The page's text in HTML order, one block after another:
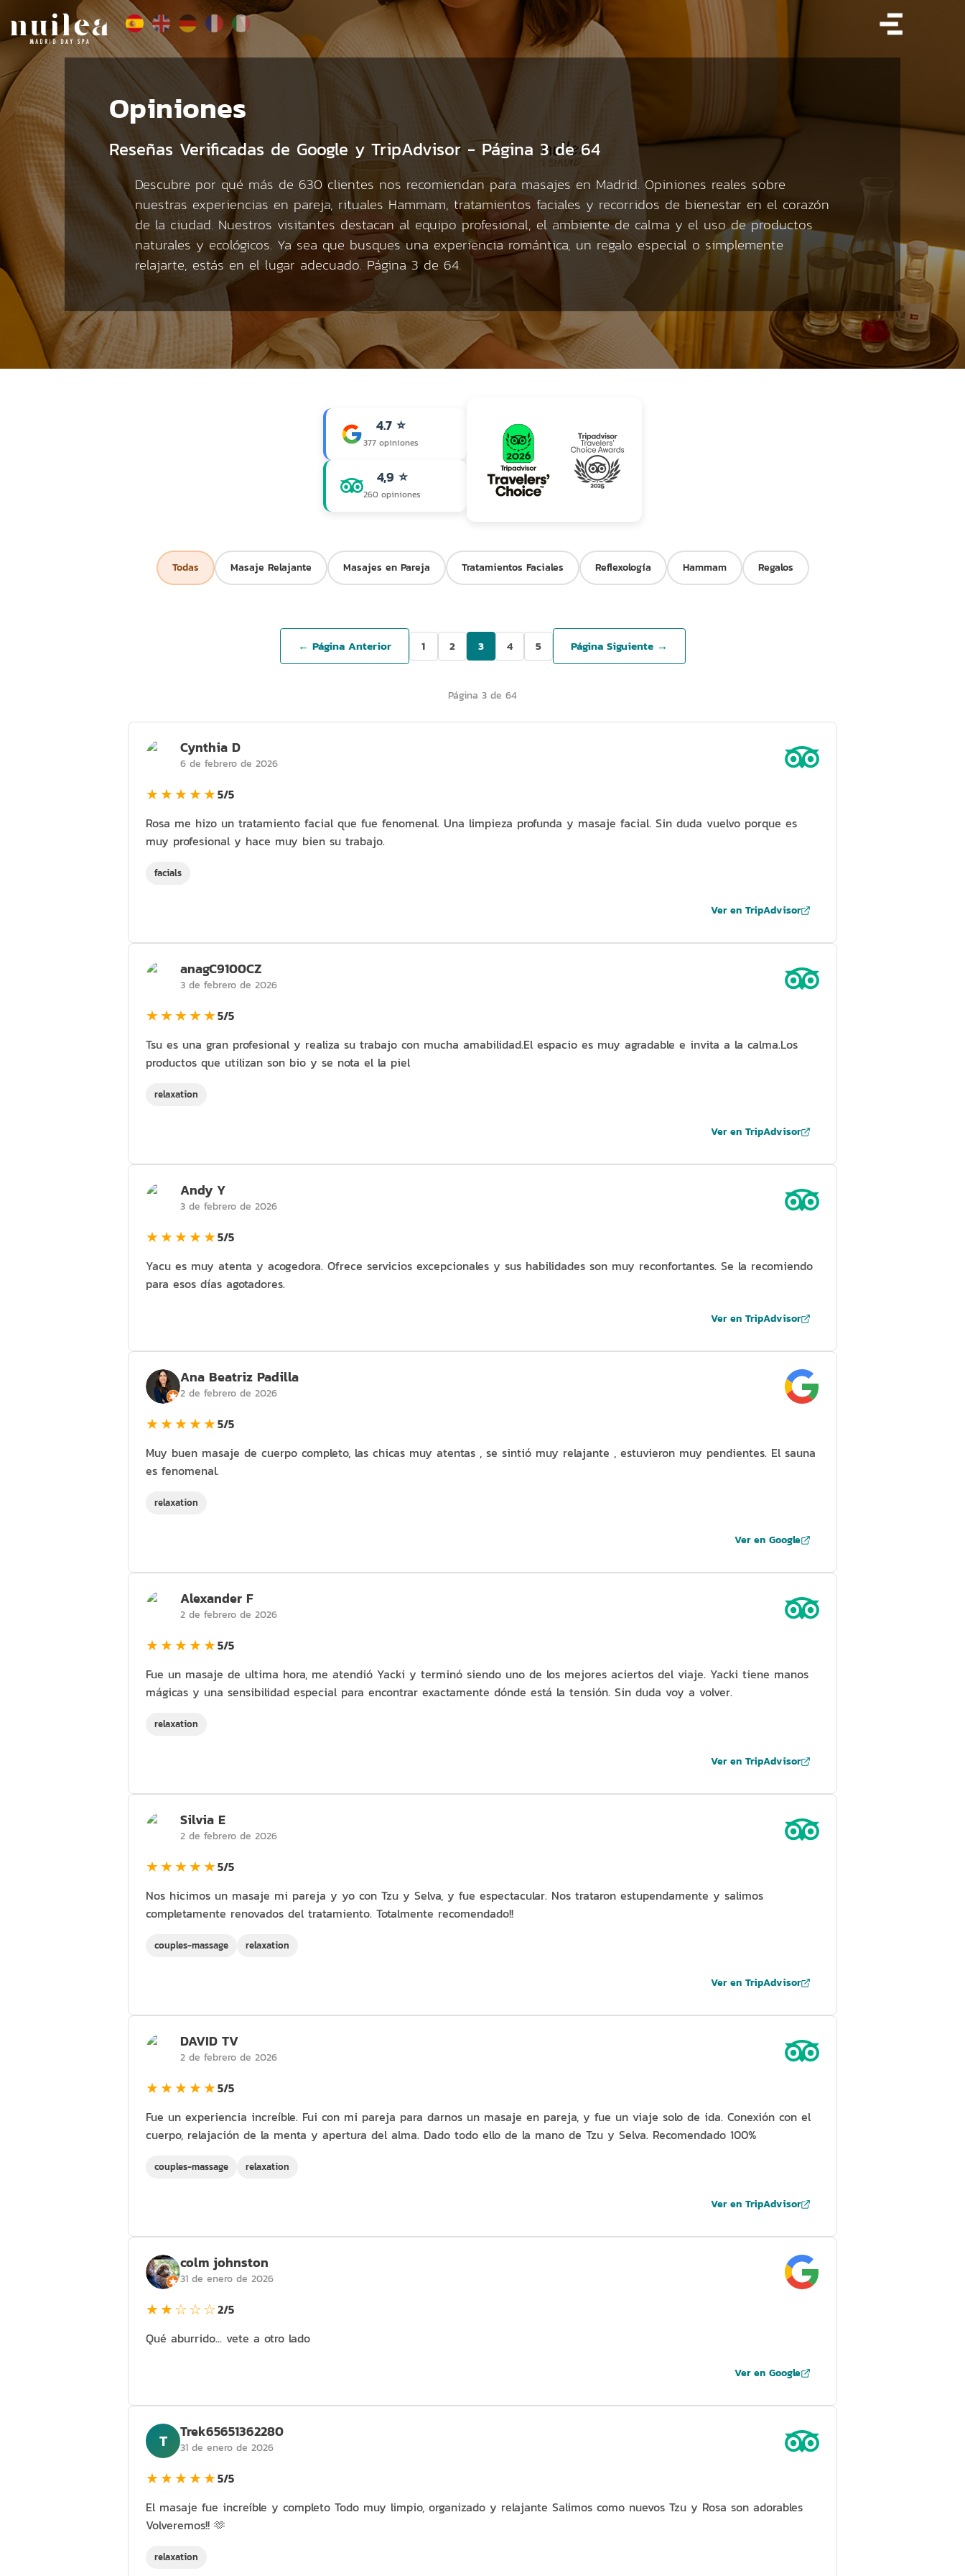
Opiniones
Reseñas Verificadas de Google y TripAdvisor - Página 3 de 64
Descubre por qué más de 630 clientes nos recomiendan para masajes en Madrid. Opiniones reales sobre
nuestras experiencias en pareja, rituales Hammam, tratamientos faciales y recorridos de bienestar en el corazón
de la ciudad. Nuestros visitantes destacan al equipo profesional, el ambiente de calma y el uso de productos
naturales y ecológicos. Ya sea que busques una experiencia romántica, un regalo especial o simplemente
relajarte, estás en el lugar adecuado. Página 3 de 64.
4.7 ⭐
377 opiniones
4,9 ⭐
260 opiniones
Todas Masaje Relajante Masajes en Pareja Tratamientos Faciales Reflexología Hammam Regalos
← Página Anterior 1 2 3 4 5 Página Siguiente →
Página 3 de 64
Cynthia D
6 de febrero de 2026
★★★★★5/5
Rosa me hizo un tratamiento facial que fue fenomenal. Una limpieza profunda y masaje facial. Sin duda vuelvo porque es
muy profesional y hace muy bien su trabajo.
facials
Ver en TripAdvisor
anagC9100CZ
3 de febrero de 2026
★★★★★5/5
Tsu es una gran profesional y realiza su trabajo con mucha amabilidad.El espacio es muy agradable e invita a la calma.Los
productos que utilizan son bio y se nota el la piel
relaxation
Ver en TripAdvisor
Andy Y
3 de febrero de 2026
★★★★★5/5
Yacu es muy atenta y acogedora. Ofrece servicios excepcionales y sus habilidades son muy reconfortantes. Se la recomiendo
para esos días agotadores.
Ver en TripAdvisor
Ana Beatriz Padilla
2 de febrero de 2026
★★★★★5/5
Muy buen masaje de cuerpo completo, las chicas muy atentas , se sintió muy relajante , estuvieron muy pendientes. El sauna
es fenomenal.
relaxation
Ver en Google
Alexander F
2 de febrero de 2026
★★★★★5/5
Fue un masaje de ultima hora, me atendió Yacki y terminó siendo uno de los mejores aciertos del viaje. Yacki tiene manos
mágicas y una sensibilidad especial para encontrar exactamente dónde está la tensión. Sin duda voy a volver.
relaxation
Ver en TripAdvisor
Silvia E
2 de febrero de 2026
★★★★★5/5
Nos hicimos un masaje mi pareja y yo con Tzu y Selva, y fue espectacular. Nos trataron estupendamente y salimos
completamente renovados del tratamiento. Totalmente recomendado!!
couples-massage relaxation
Ver en TripAdvisor
DAVID TV
2 de febrero de 2026
★★★★★5/5
Fue un experiencia increíble. Fui con mi pareja para darnos un masaje en pareja, y fue un viaje solo de ida. Conexión con el
cuerpo, relajación de la menta y apertura del alma. Dado todo ello de la mano de Tzu y Selva. Recomendado 100%
couples-massage relaxation
Ver en TripAdvisor
colm johnston
31 de enero de 2026
★★☆☆☆2/5
Qué aburrido... vete a otro lado
Ver en Google
T Trek65651362280
31 de enero de 2026
★★★★★5/5
El masaje fue increíble y completo Todo muy limpio, organizado y relajante Salimos como nuevos Tzu y Rosa son adorables
Volveremos!! 🫶
relaxation